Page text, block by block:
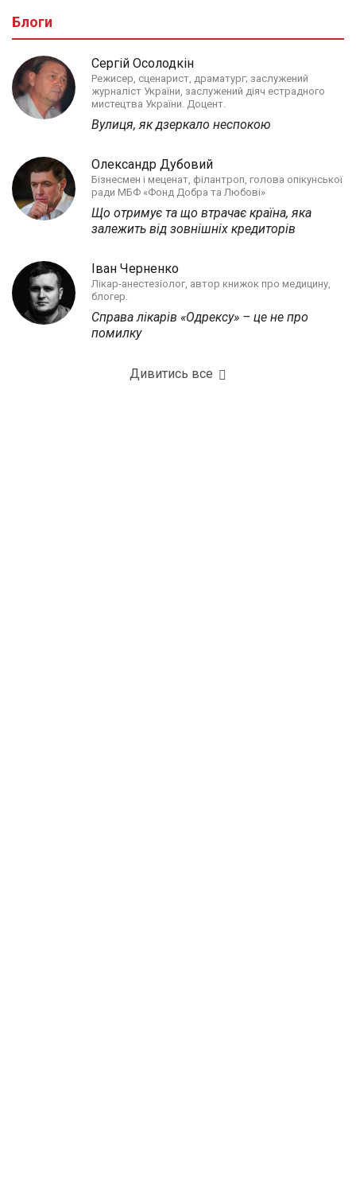
Блоги
Сергій Осолодкін
Режисер, сценарист, драматург; заслужений
журналіст України, заслужений діяч естрадного
мистецтва України. Доцент.
Вулиця, як дзеркало неспокою
Олександр Дубовий
Бізнесмен і меценат, філантроп, голова опікунської
ради МБФ «Фонд Добра та Любові»
Що отримує та що втрачає країна, яка
залежить від зовнішніх кредиторів
Іван Черненко
Лікар-анестезіолог, автор книжок про медицину,
блогер.
Справа лікарів «Одрексу» – це не про
помилку
Дивитись все